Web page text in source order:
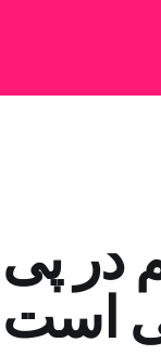
در پی
است